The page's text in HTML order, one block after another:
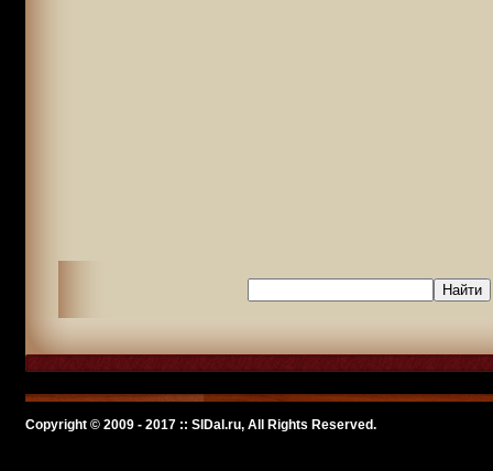
Copyright © 2009 - 2017 :: SlDal.ru, All Rights Reserved.